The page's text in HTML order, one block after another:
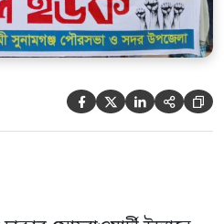
    